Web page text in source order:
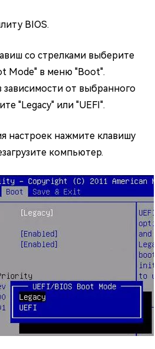
BIOS.
со стрелками выберите
Mode" в меню "Boot".
зависимости от выбранного
"Legacy" или "UEFI".
настроек нажмите клавишу
компьютер.